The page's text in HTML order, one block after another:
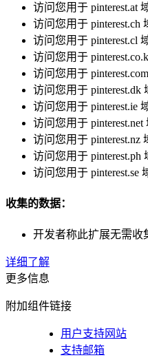
访问您用于 pinterest.at
访问您用于 pinterest.ch
访问您用于 pinterest.cl
访问您用于
访问您用于
访问您用于 pinterest.dk
访问您用于 pinterest.ie
访问您用于
访问您用于 pinterest.nz
访问您用于
访问您用于 pinterest.se
收集的数据：
开发者称此扩展无需收
详细了解
更多信息
附加组件链接
用户支持网站
支持邮箱